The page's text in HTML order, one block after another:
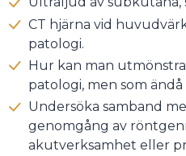
CT hjärna vid
patologi.
Hur kan man
patologi, men som
Undersöka samband
genomgång av
akutverksamhet eller